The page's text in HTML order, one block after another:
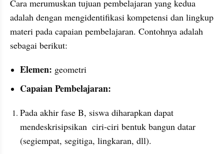
Cara merumuskan tujuan pembelajaran yang kedua
adalah dengan mengidentifikasi kompetensi dan lingkup
materi pada capaian pembelajaran. Contohnya adalah
sebagai berikut:
Elemen: geometri
Capaian Pembelajaran:
Pada akhir fase B, siswa diharapkan dapat
mendeskrisipsikan  ciri-ciri bentuk bangun datar
(segiempat, segitiga, lingkaran, dll).